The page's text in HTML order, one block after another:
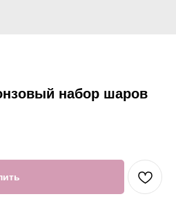
набор шаров